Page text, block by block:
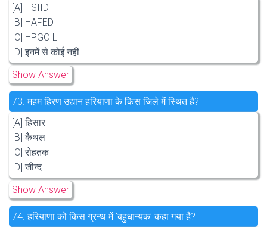
[A] HSIID
[B] HAFED
[C] HPGCIL
[D] इनमें से कोई नहीं
Show Answer
73.महम हिरण उद्यान हरियाणा के किस जिले में स्थित है?
[A] हिसार
[B] कैथल
[C] रोहतक
[D] जीन्द
Show Answer
74.हरियाणा को किस ग्रन्थ में ‘बहुधान्यक’ कहा गया है?